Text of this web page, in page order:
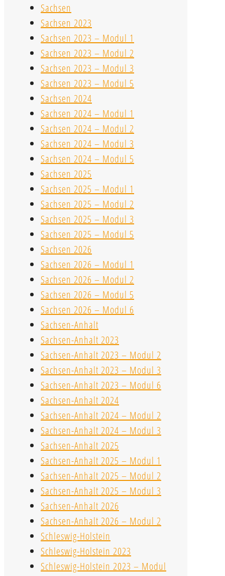
Sachsen
Sachsen 2023
Sachsen 2023 – Modul 1
Sachsen 2023 – Modul 2
Sachsen 2023 – Modul 3
Sachsen 2023 – Modul 5
Sachsen 2024
Sachsen 2024 – Modul 1
Sachsen 2024 – Modul 2
Sachsen 2024 – Modul 3
Sachsen 2024 – Modul 5
Sachsen 2025
Sachsen 2025 – Modul 1
Sachsen 2025 – Modul 2
Sachsen 2025 – Modul 3
Sachsen 2025 – Modul 5
Sachsen 2026
Sachsen 2026 – Modul 1
Sachsen 2026 – Modul 2
Sachsen 2026 – Modul 5
Sachsen 2026 – Modul 6
Sachsen-Anhalt
Sachsen-Anhalt 2023
Sachsen-Anhalt 2023 – Modul 2
Sachsen-Anhalt 2023 – Modul 3
Sachsen-Anhalt 2023 – Modul 6
Sachsen-Anhalt 2024
Sachsen-Anhalt 2024 – Modul 2
Sachsen-Anhalt 2024 – Modul 3
Sachsen-Anhalt 2025
Sachsen-Anhalt 2025 – Modul 1
Sachsen-Anhalt 2025 – Modul 2
Sachsen-Anhalt 2025 – Modul 3
Sachsen-Anhalt 2026
Sachsen-Anhalt 2026 – Modul 2
Schleswig-Holstein
Schleswig-Holstein 2023
Schleswig-Holstein 2023 – Modul